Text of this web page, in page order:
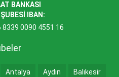
BANKASI
IBAN:
8339 0090 4551 16
Antalya Aydın Balıkesir